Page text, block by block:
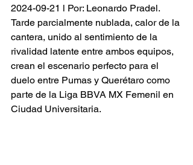
2024-09-21 l Por: Leonardo Pradel.
Tarde parcialmente nublada, calor de la
cantera, unido al sentimiento de la
rivalidad latente entre ambos equipos,
crean el escenario perfecto para el
duelo entre Pumas y Querétaro como
parte de la Liga BBVA MX Femenil en
Ciudad Universitaria.